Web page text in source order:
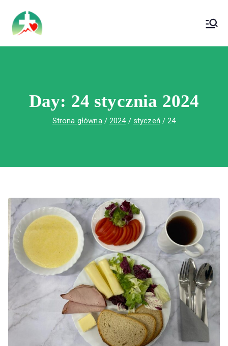
treści
Wojewódzki Szpital Specjalistyczny im.
Św. Rafała w Czerwonej Górze
Day: 24 stycznia 2024
Strona główna 2024 styczeń 24